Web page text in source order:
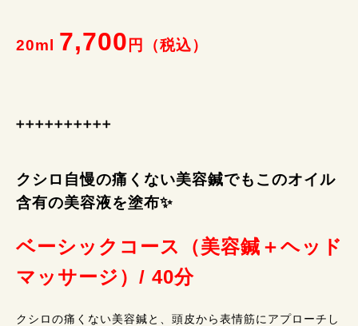
20ml 7,700 円（税込）
➕➕➕➕➕➕➕➕➕➕
クシロ自慢の痛くない美容鍼でもこのオイル
含有の美容液を塗布✨
ベーシックコース（美容鍼＋ヘッド
マッサージ）/ 40分
クシロの痛くない美容鍼と、頭皮から表情筋にアプローチし